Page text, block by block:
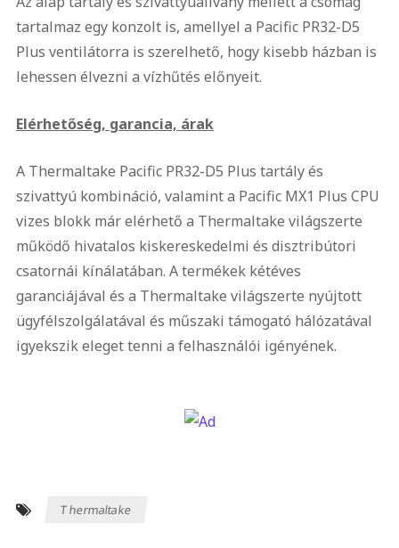
tartalmaz egy konzolt is, amellyel a Pacific PR32-D5
Plus ventilátorra is szerelhető, hogy kisebb házban is
lehessen élvezni a vízhűtés előnyeit.
Elérhetőség, garancia, árak
A Thermaltake Pacific PR32-D5 Plus tartály és
szivattyú kombináció, valamint a Pacific MX1 Plus CPU
vizes blokk már elérhető a Thermaltake világszerte
működő hivatalos kiskereskedelmi és disztribútori
csatornái kínálatában. A termékek kétéves
garanciájával és a Thermaltake világszerte nyújtott
ügyfélszolgálatával és műszaki támogató hálózatával
igyekszik eleget tenni a felhasználói igényének.
Thermaltake